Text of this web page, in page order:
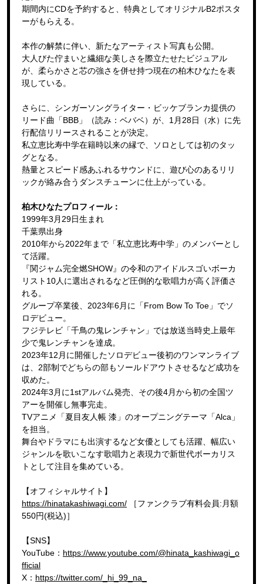
期間内にCDを予約すると、特典としてオリジナルB2ポスタ
ーがもらえる。
本作の解禁に伴い、新たなアーティスト写真も公開。
大人びた佇まいと繊細な美しさを際立たせたビジュアル
が、柔らかさと芯の強さを併せ持つ現在の柏木ひなたを表
現している。
さらに、シンガーソングライター・ビッケブランカ提供の
リード曲「BBB」（読み：ベバベ）が、1月28日（水）に先
行配信リリースされることが決定。
私立恵比寿中学在籍時以来の縁で、ソロとしては初のタッ
グとなる。
熱量とスピード感あふれるサウンドに、遊び心のあるリリ
ックが絡み合うダンスチューンに仕上がっている。
柏木ひなたプロフィール：
1999年3月29日生まれ
千葉県出身
2010年から2022年まで「私立恵比寿中学」のメンバーとし
て活躍。
『関ジャム完全燃SHOW』の令和のアイドルスゴいボーカ
リスト10人に選出されるなど圧倒的な歌唱力が高く評価さ
れる。
グループ卒業後、2023年6月に「From Bow To Toe」でソ
ロデビュー。
フジテレビ「千鳥の鬼レンチャン」では放送当時史上最年
少で鬼レンチャンを達成。
2023年12月に開催したソロデビュー後初のワンマンライブ
は、2部制でどちらの部もソールドアウトさせるなど成功を
収めた。
2024年3月に1stアルバム発売、その後4月から初の全国ツ
アーを開催し無事完走。
TVアニメ「夏目友人帳 漆」のオープニングテーマ「Alca」
を担当。
舞台やドラマにも出演するなど女優としても活躍、幅広い
ジャンルを歌いこなす歌唱力と表現力で新世代ボーカリス
トとして注目を集めている。
【オフィシャルサイト】
https://hinatakashiwagi.com/ ［ファンクラブ有料会員:月額
550円(税込)］
【SNS】
YouTube： https://www.youtube.com/@hinata_kashiwagi_o
fficial
X： https://twitter.com/_hi_99_na_